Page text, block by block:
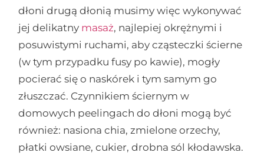
dłoni drugą dłonią musimy więc wykonywać
jej delikatny masaż, najlepiej okrężnymi i
posuwistymi ruchami, aby cząsteczki ścierne
(w tym przypadku fusy po kawie), mogły
pocierać się o naskórek i tym samym go
złuszczać. Czynnikiem ściernym w
domowych peelingach do dłoni mogą być
również: nasiona chia, zmielone orzechy,
płatki owsiane, cukier, drobna sól kłodawska.